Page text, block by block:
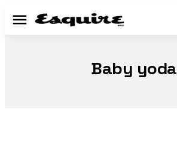
Menú
Baby yoda